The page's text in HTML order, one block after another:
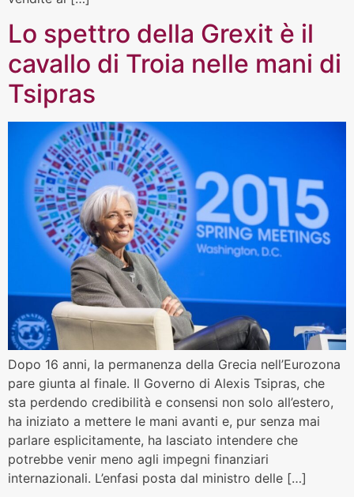
Lo spettro della Grexit è il
cavallo di Troia nelle mani di
Tsipras
Dopo 16 anni, la permanenza della Grecia nell’Eurozona
pare giunta al finale. Il Governo di Alexis Tsipras, che
sta perdendo credibilità e consensi non solo all’estero,
ha iniziato a mettere le mani avanti e, pur senza mai
parlare esplicitamente, ha lasciato intendere che
potrebbe venir meno agli impegni finanziari
internazionali. L’enfasi posta dal ministro delle […]